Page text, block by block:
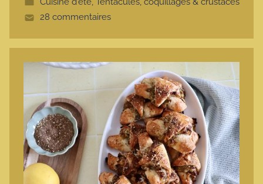
t
e
28 commentaires